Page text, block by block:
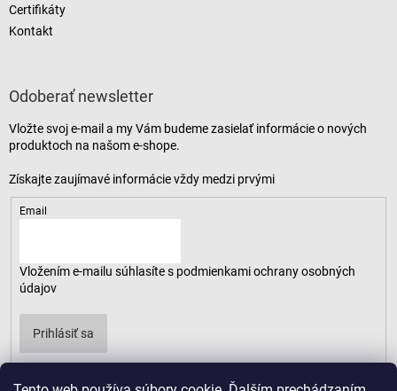
Certifikáty
Kontakt
Odoberať newsletter
Vložte svoj e-mail a my Vám budeme zasielať informácie o nových
produktoch na našom e-shope.
Email
Vložením e-mailu súhlasíte s podmienkami ochrany osobných
údajov
Prihlásiť sa